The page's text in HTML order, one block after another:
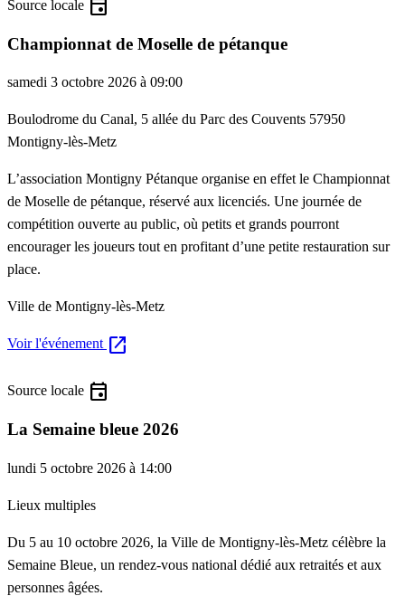
Source locale event
Championnat de Moselle de pétanque
samedi 3 octobre 2026 à 09:00
Boulodrome du Canal, 5 allée du Parc des Couvents 57950
Montigny-lès-Metz
L’association Montigny Pétanque organise en effet le Championnat
de Moselle de pétanque, réservé aux licenciés. Une journée de
compétition ouverte au public, où petits et grands pourront
encourager les joueurs tout en profitant d’une petite restauration sur
place.
Ville de Montigny-lès-Metz
Voir l'événement open_in_new
Source locale event
La Semaine bleue 2026
lundi 5 octobre 2026 à 14:00
Lieux multiples
Du 5 au 10 octobre 2026, la Ville de Montigny-lès-Metz célèbre la
Semaine Bleue, un rendez-vous national dédié aux retraités et aux
personnes âgées.